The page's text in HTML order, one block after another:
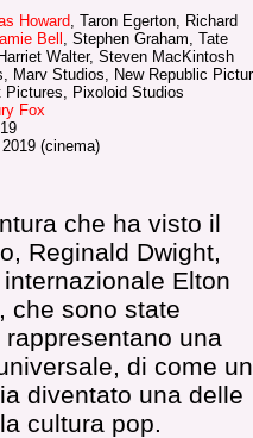
Howard, Taron Egerton, Richard
Bell , Stephen Graham, Tate
Walter, Steven MacKintosh
Marv Studios, New Republic
Pictures, Pixoloid Studios
Fox
(cinema)
che ha visto il
Reginald Dwight,
Elton
che sono state
una
di come un
diventato una delle
cultura pop.